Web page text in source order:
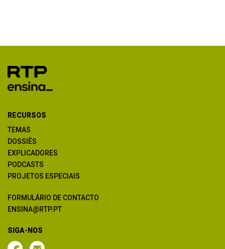
RECURSOS
TEMAS
DOSSIÊS
EXPLICADORES
PODCASTS
PROJETOS ESPECIAIS
FORMULÁRIO DE CONTACTO
ENSINA@RTP.PT
SIGA-NOS